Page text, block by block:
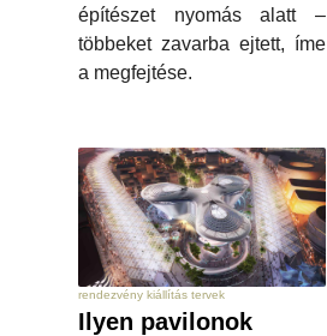
építészet nyomás alatt –
többeket zavarba ejtett, íme
a megfejtése.
rendezvény kiállítás tervek
Ilyen pavilonok